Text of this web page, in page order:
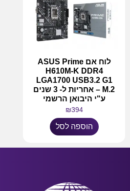
לוח אם ASUS Prime
H610M-K DDR4
LGA1700 USB3.2 G1
M.2 – אחריות ל- 3 שנים
ע"י היבואן הרשמי
₪394
הוספה לסל